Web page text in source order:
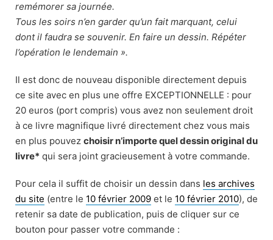
remémorer sa journée.
Tous les soirs n’en garder qu’un fait marquant, celui
dont il faudra se souvenir. En faire un dessin. Répéter
l’opération le lendemain ».
Il est donc de nouveau disponible directement depuis
ce site avec en plus une offre EXCEPTIONNELLE : pour
20 euros (port compris) vous avez non seulement droit
à ce livre magnifique livré directement chez vous mais
en plus pouvez choisir n’importe quel dessin original du
livre* qui sera joint gracieusement à votre commande.
Pour cela il suffit de choisir un dessin dans les archives
du site (entre le 10 février 2009 et le 10 février 2010), de
retenir sa date de publication, puis de cliquer sur ce
bouton pour passer votre commande :